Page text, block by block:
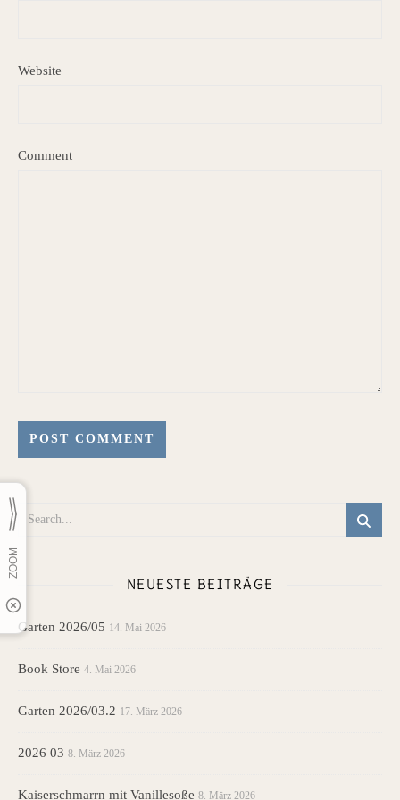
Website
Comment
NEUESTE BEITRÄGE
Garten 2026/05 14. Mai 2026
Book Store 4. Mai 2026
Garten 2026/03.2 17. März 2026
2026 03 8. März 2026
Kaiserschmarrn mit Vanillesoße 8. März 2026